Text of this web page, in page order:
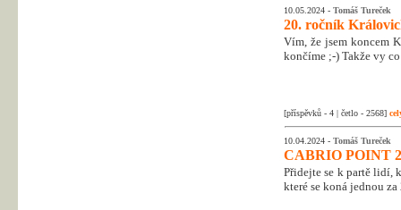
10.05.2024 - Tomáš Tureček
20. ročník
Vím, že jsem koncem
končíme ;-) Takže vy
[příspěvků - 4 | četlo - 2568]
10.04.2024 - Tomáš Tureček
CABRIO POINT
Přidejte se k partě lidí,
které se koná jednou